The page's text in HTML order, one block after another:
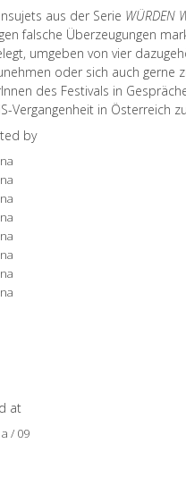
aus der Serie WÜRDEN
falsche Überzeugungen
umgeben von vier
oder sich auch gerne
des Festivals in
Vergangenheit in Österreich
by
at
/ 09